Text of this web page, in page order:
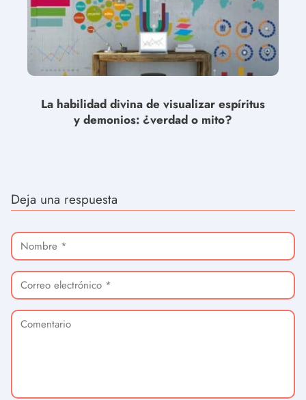
La habilidad divina de visualizar espíritus
y demonios: ¿verdad o mito?
Deja una respuesta